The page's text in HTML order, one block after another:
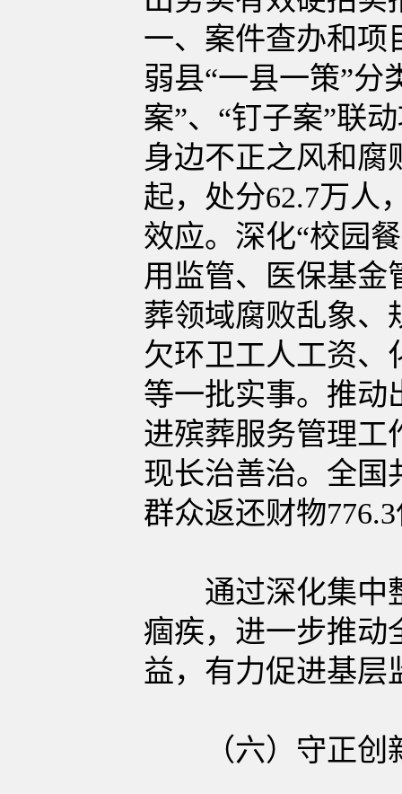
一、案件查办和项
弱县“一县一策”分
案”、“钉子案”联
身边不正之风和腐
起，处分62.7万人
效应。深化“校园
用监管、医保基金
葬领域腐败乱象、
欠环卫工人工资、
等一批实事。推动
进殡葬服务管理工
现长治善治。全国
群众返还财物
通过深化集中整
痼疾，进一步推动
益，有力促进基层
（六）守正创新